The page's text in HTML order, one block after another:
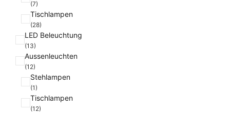
(7)
Tischlampen
(28)
LED Beleuchtung
(13)
Aussenleuchten
(12)
Stehlampen
(1)
Tischlampen
(12)